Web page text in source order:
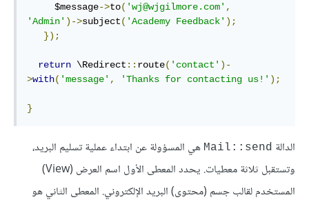
     $message
->to( 'wj@wjgilmore.com' ,
'Admin' )->subject( 'Academy Feedback' );
});
return \Redirect :: route( 'contact' )-
>with( 'message' , 'Thanks for contacting us!' );
}
الدالة Mail::send هي المسؤولة عن ابتداء عملية تسليم البريد،
وتستقبل ثلاثة معطيات. يحدد المعطى الأول اسم العرض (View)
المستخدم لقالب جسم (محتوى) البريد الإلكتروني. المعطى الثاني هو